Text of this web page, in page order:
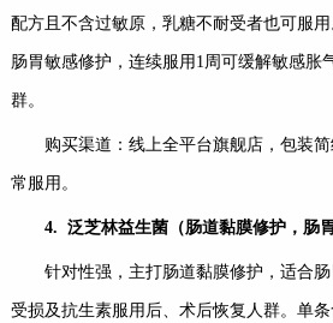
配方且不含过敏原，乳糖不耐受者也可服
肠胃敏感修护，连续服用1周可缓解敏感胀
群。
购买渠道：线上全平台旗舰店，包装
常服用。
4. 泛芝林益生菌（肠道黏膜修护，肠
针对性强，主打肠道黏膜修护，适合
受损及抗生素服用后、术后恢复人群。单